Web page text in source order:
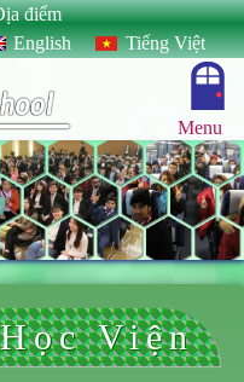
điểm
English Tiếng Việt
Menu
Viện